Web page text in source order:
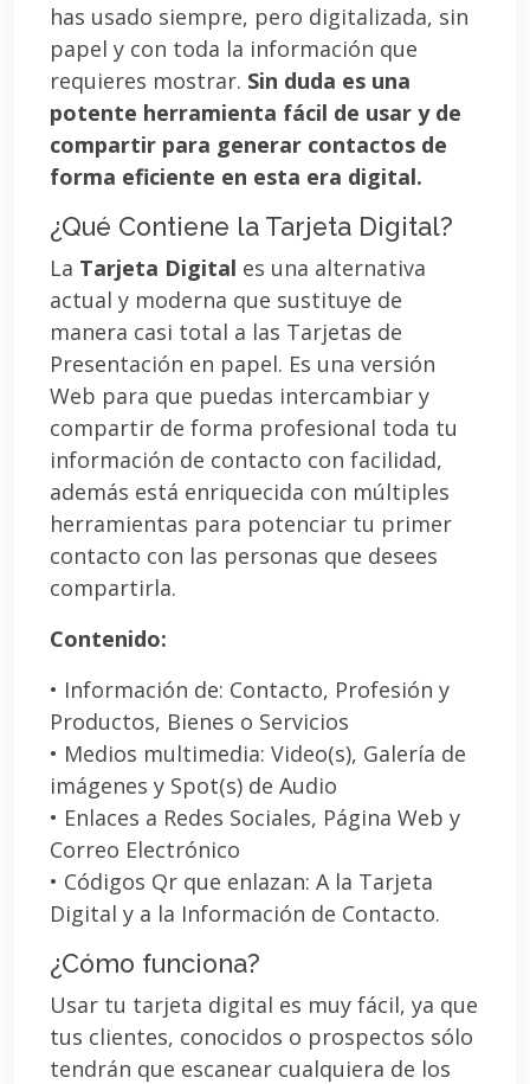
has usado siempre, pero digitalizada, sin
papel y con toda la información que
requieres mostrar. Sin duda es una
potente herramienta fácil de usar y de
compartir para generar contactos de
forma eficiente en esta era digital.
¿Qué Contiene la Tarjeta Digital?
La Tarjeta Digital es una alternativa
actual y moderna que sustituye de
manera casi total a las Tarjetas de
Presentación en papel. Es una versión
Web para que puedas intercambiar y
compartir de forma profesional toda tu
información de contacto con facilidad,
además está enriquecida con múltiples
herramientas para potenciar tu primer
contacto con las personas que desees
compartirla.
Contenido:
• Información de: Contacto, Profesión y
Productos, Bienes o Servicios
• Medios multimedia: Video(s), Galería de
imágenes y Spot(s) de Audio
• Enlaces a Redes Sociales, Página Web y
Correo Electrónico
• Códigos Qr que enlazan: A la Tarjeta
Digital y a la Información de Contacto.
¿Cómo funciona?
Usar tu tarjeta digital es muy fácil, ya que
tus clientes, conocidos o prospectos sólo
tendrán que escanear cualquiera de los